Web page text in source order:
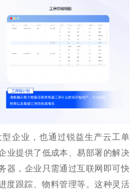
企业，也通过锐益生产云工单
业提供了低成本、易部署的解决
器，企业只需通过互联网即可快
度跟踪、物料管理等。这种灵活